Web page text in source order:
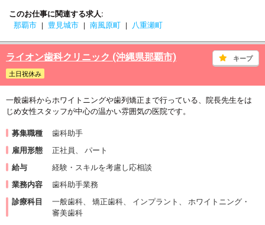
このお仕事に関連する求人
那覇市
豊見城市 南風原町 八重瀬町
キープ
ライオン歯科クリニック (沖縄県那覇市)
土日祝休み
一般歯科からホワイトニングや歯列矯正まで行っている、院長先生をは
じめ女性スタッフが中心の温かい雰囲気の医院です。
募集職種
歯科助手
雇用形態
正社員、 パート
給与
経験・スキルを考慮し応相談
業務内容
歯科助手業務
診療科目
一般歯科、 矯正歯科、 インプラント、 ホワイトニング・
審美歯科